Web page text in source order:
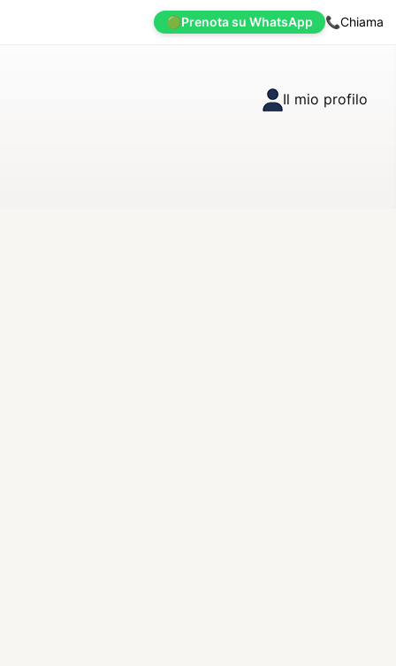
🟢Prenota su WhatsApp 📞Chiama
Il mio profilo